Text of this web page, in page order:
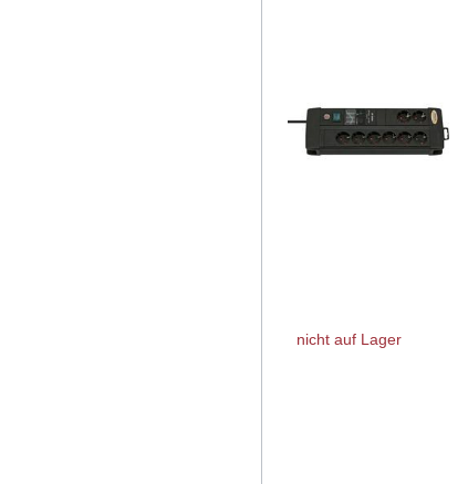
nicht auf Lager